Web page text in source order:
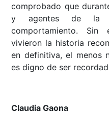
comprobado que
y agentes de la
comportamiento.
vivieron la historia
en definitiva, el menos
es digno de ser
Claudia Gaona